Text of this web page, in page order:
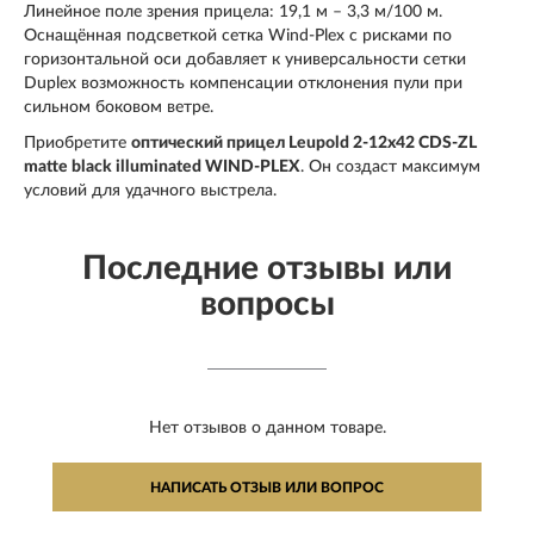
Линейное поле зрения прицела: 19,1 м – 3,3 м/100 м.
Оснащённая подсветкой сетка Wind-Plex с рисками по
горизонтальной оси добавляет к универсальности сетки
Duplex возможность компенсации отклонения пули при
сильном боковом ветре.
Приобретите оптический прицел Leupold 2-12x42 CDS-ZL
matte black illuminated WIND-PLEX. Он создаcт максимум
условий для удачного выстрела.
Последние отзывы или
вопросы
Нет отзывов о данном товаре.
НАПИСАТЬ ОТЗЫВ ИЛИ ВОПРОС